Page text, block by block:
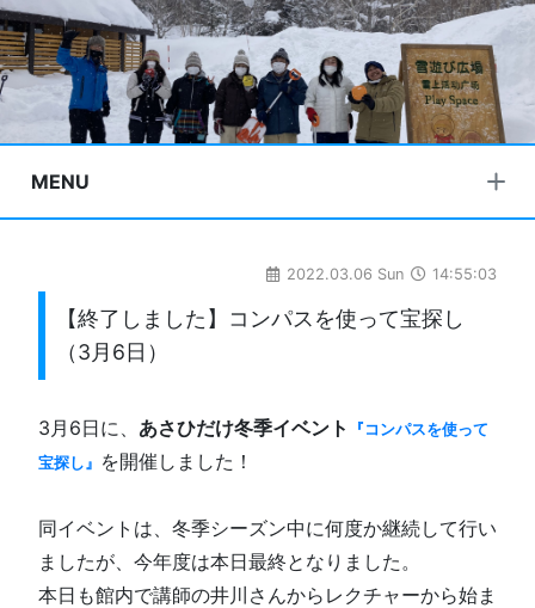
MENU
2022.03.06 Sun 14:55:03
【終了しました】コンパスを使って宝探し
（3月6日）
3月6日に、 あさひだけ冬季イベント
『コンパスを使って
宝探し』 を開催しました！
同イベントは、冬季シーズン中に何度か継続して行い
ましたが、今年度は本日最終となりました。
本日も館内で講師の井川さんからレクチャーから始ま